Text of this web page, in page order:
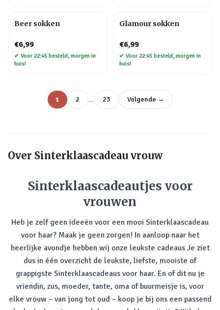
Beer sokken
€6,99
✔ Voor 22:45 besteld, morgen in
huis!
Glamour sokken
€6,99
✔ Voor 22:45 besteld, morgen in
huis!
1 2 … 23 Volgende →
Over Sinterklaascadeau vrouw
Sinterklaascadeautjes voor
vrouwen
Heb je zelf geen ideeën voor een mooi Sinterklaascadeau
voor haar? Maak je geen zorgen! In aanloop naar het
heerlijke avondje hebben wij onze leukste cadeaus Je ziet
dus in één overzicht de leukste, liefste, mooiste of
grappigste Sinterklaascadeaus voor haar. En of dit nu je
vriendin, zus, moeder, tante, oma of buurmeisje is, voor
elke vrouw – van jong tot oud – koop je bij ons een passend